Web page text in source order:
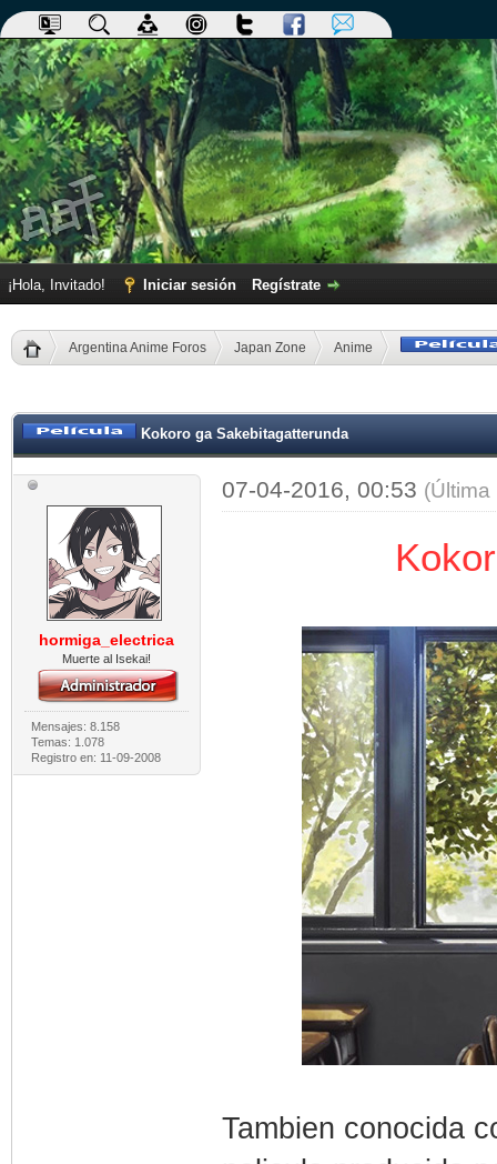
¡Hola, Invitado! Iniciar sesión Regístrate
Argentina Anime Foros Japan Zone Anime
Kokoro ga Sakebitagatterunda
hormiga_electrica
Muerte al Isekai!
Mensajes: 8.158
Temas: 1.078
Registro en: 11-09-2008
07-04-2016, 00:53
Tambien conocida